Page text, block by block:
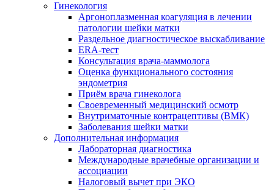
Гинекология
Аргоноплазменная коагуляция в лечении
патологии шейки матки
Раздельное диагностическое выскабливание
ERA-тест
Консультация врача-маммолога
Оценка функционального состояния
эндометрия
Приём врача гинеколога
Своевременный медицинский осмотр
Внутриматочные контрацептивы (ВМК)
Заболевания шейки матки
Дополнительная информация
Лабораторная диагностика
Международные врачебные организации и
ассоциации
Налоговый вычет при ЭКО